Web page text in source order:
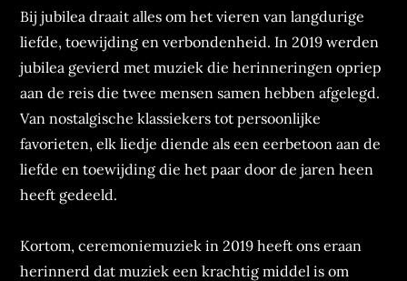
Bij jubilea draait alles om het vieren van langdurige
liefde, toewijding en verbondenheid. In 2019 werden
jubilea gevierd met muziek die herinneringen opriep
aan de reis die twee mensen samen hebben afgelegd.
Van nostalgische klassiekers tot persoonlijke
favorieten, elk liedje diende als een eerbetoon aan de
liefde en toewijding die het paar door de jaren heen
heeft gedeeld.
Kortom, ceremoniemuziek in 2019 heeft ons eraan
herinnerd dat muziek een krachtig middel is om